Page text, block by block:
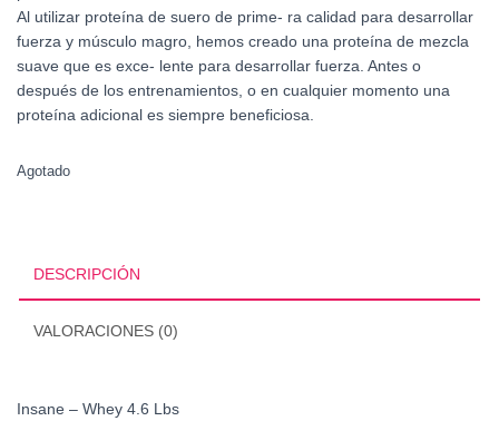
Al utilizar proteína de suero de prime- ra calidad para desarrollar
fuerza y músculo magro, hemos creado una proteína de mezcla
suave que es exce- lente para desarrollar fuerza. Antes o
después de los entrenamientos, o en cualquier momento una
proteína adicional es siempre beneficiosa.
Agotado
DESCRIPCIÓN
VALORACIONES (0)
Insane – Whey 4.6 Lbs